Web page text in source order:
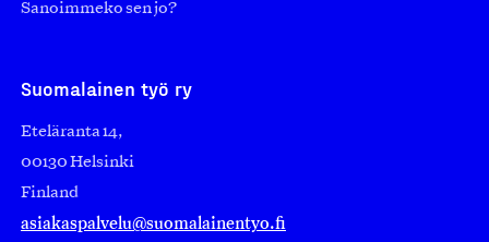
Sanoimmeko sen jo?
Suomalainen työ ry
Eteläranta 14,
00130 Helsinki
Finland
asiakaspalvelu@suomalainentyo.fi